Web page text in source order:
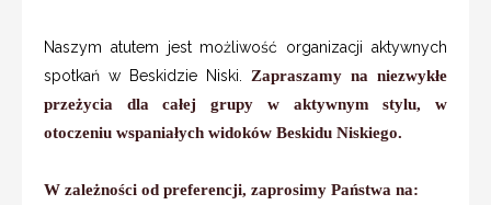
Naszym atutem jest możliwość organizacji aktywnych
spotkań w Beskidzie Niski. Zapraszamy na niezwykłe
przeżycia dla całej grupy w aktywnym stylu, w
otoczeniu wspaniałych widoków Beskidu Niskiego.
W zależności od preferencji, zaprosimy Państwa na: